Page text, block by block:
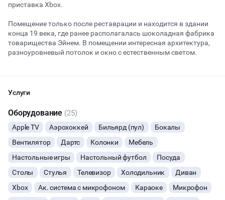
приставка Xbox.
Помещение только после реставрации и находится в здании
конца 19 века, где ранее располагалась шоколадная фабрика
товарищества Эйнем. В помещении интересная архитектура,
разноуровневый потолок и окно с естественным светом.
- дней рождений, закрытых вечеринок;
- нового формата корпоративных мероприятий;
- тренингов и мастер-классов;
- лекций, презентаций, переговоров, конференций, воркшопов;
- квартирников, музыкальных вечеров;
- фото и видео съёмок.
В стоимость аренды входит:
- Бильярд, настольный футбол, игровая приставка Xbox One и
2 геймпада;
Услуги
Оборудование (25)
Apple TV Аэрохоккей Бильярд (пул)
Бокалы
Вентилятор
Дартс Колонки
Мебель
Настольные игры
Настольный футбол
Посуда
Столы
Стулья Телевизор Холодильник
Диван
Xbox
Ак. система с микрофоном Караоке
Микрофон
ДЕНЬ РОЖДЕНИЯ
СВАДЬБЫ
КОРПОРАТИВЫ
ДЕЛОВЫЕ МЕРОПРИЯТИЯ
КВАРТИРНИКИ
Начало
ДАННЫЙ ЛОФТ СЕЙЧАС НЕ АКТИВЕН
ОСТАВИТЬ ЗАЯВКУ
Вы можете отменить заявку в любой момент, это бесплатно
или поменять параметры с нашим менеджером после того, как
оставите заявку
🔥 8 человек интересовались этой площадкой сегодня